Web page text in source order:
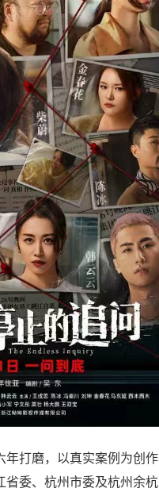
打磨，以真实案例为创
委、杭州市委及杭州余